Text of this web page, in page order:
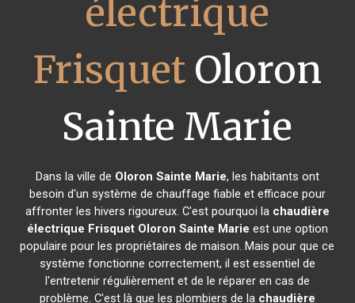
électrique
FrisquetOloron
Sainte Marie
Dans la ville de Oloron Sainte Marie, les habitants ont
besoin d'un système de chauffage fiable et efficace pour
affronter les hivers rigoureux. C'est pourquoi la chaudière
électrique Frisquet Oloron Sainte Marie est une option
populaire pour les propriétaires de maison. Mais pour que ce
système fonctionne correctement, il est essentiel de
l'entretenir régulièrement et de le réparer en cas de
problème. C'est là que les plombiers de la chaudière